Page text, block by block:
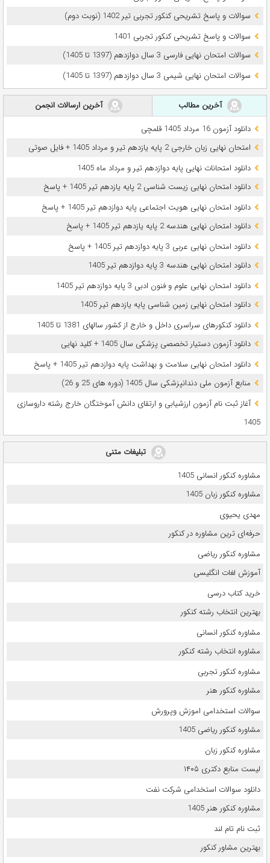
سوالات و پاسخ تشریحی کنکور تجربی تیر 1402 (نوبت دوم)
سوالات و پاسخ تشریحی کنکور تجربی 1401
سوالات امتحان نهایی فارسی 3 سال دوازدهم (1397 تا 1405)
سوالات امتحان نهایی شیمی 3 سال دوازدهم (1397 تا 1405)
آخرین مطالب
آخرین ارسالات انجمن
دانلود آزمون 16 مرداد 1405 قلمچی
امتحان نهایی زبان خارجی 2 پایه یازدهم تیر و مرداد 1405 + فایل صوتی
دانلود امتحانات نهایی پایه دوازدهم تیر و مرداد ماه 1405
دانلود امتحان نهایی زیست شناسی 2 پایه یازدهم تیر 1405 + پاسخ
دانلود امتحان نهایی هویت اجتماعی پایه دوازدهم تیر 1405 + پاسخ
دانلود امتحان نهایی هندسه 2 پایه یازدهم تیر 1405 + پاسخ
دانلود امتحان نهایی عربی 3 پایه دوازدهم تیر 1405 + پاسخ
دانلود امتحان نهایی هندسه 3 پایه دوازدهم تیر 1405
دانلود امتحان نهایی علوم و فنون ادبی 3 پایه دوازدهم تیر 1405
دانلود امتحان نهایی زمین شناسی پایه یازدهم تیر 1405
دانلود کنکورهای سراسری داخل و خارج از کشور سالهای 1381 تا 1405
دانلود آزمون دستیار تخصصی پزشکی سال 1405 + کلید نهایی
دانلود امتحان نهایی سلامت و بهداشت پایه دوازدهم تیر 1405 + پاسخ
ﻣﻨﺎﺑﻊ آزﻣﻮن ﻣﻠﯽ دندانپزشکی سال 1405 (دوره های 25 و 26)
آغاز ثبت نام آزمون‌ ارزشیابی و ارتقای دانش آموختگان خارج رشته داروسازی
1405
تبلیغات متنی
مشاوره کنکور انسانی 1405
مشاوره کنکور زبان 1405
مهدی یحیوی
حرفه‌ای ترین مشاوره در کنکور
مشاوره کنکور ریاضی
آموزش لغات انگلیسی
خرید کتاب درسی
بهترین انتخاب رشته کنکور
مشاوره کنکور انسانی
مشاوره انتخاب رشته کنکور
مشاوره کنکور تجربی
مشاوره کنکور هنر
سوالات استخدامی اموزش وپرورش
مشاوره کنکور ریاضی 1405
مشاوره کنکور زبان
لیست منابع دکتری ۱۴۰۵
دانلود سوالات استخدامی شرکت نفت
مشاوره کنکور هنر 1405
ثبت نام تام لند
بهترین مشاور کنکور